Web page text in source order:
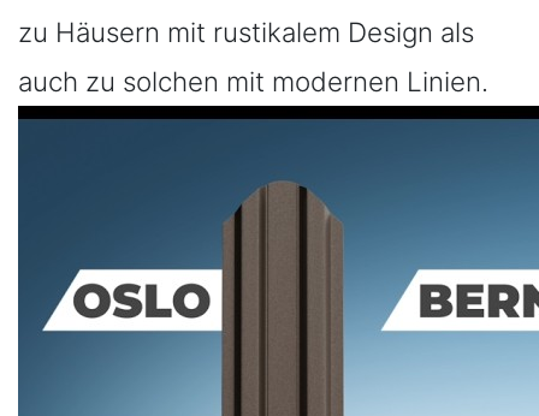
zu Häusern mit rustikalem Design als
auch zu solchen mit modernen Linien.